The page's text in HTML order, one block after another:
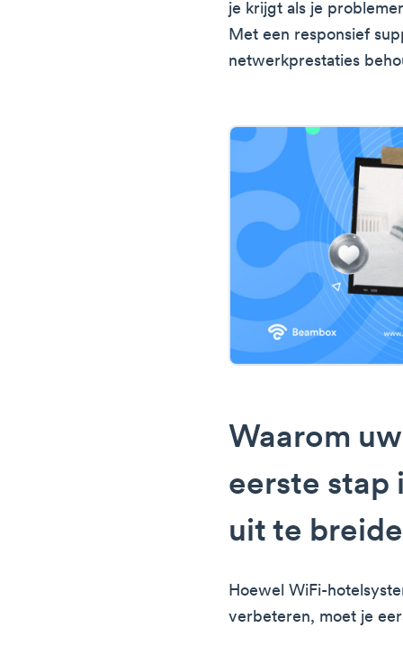
je krijgt als je
Met een responsief
netwerkprestaties
Waarom
eerste stap
uit te
Hoewel WiFi-
verbeteren, moet je